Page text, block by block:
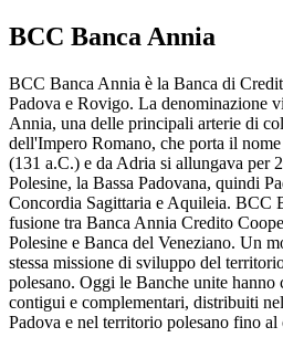
BCC Banca Annia
BCC Banca Annia è la Banca di
Padova e Rovigo. La denominazione
Annia, una delle principali arterie di
dell'Impero Romano, che porta il
(131 a.C.) e da Adria si allungava per
Polesine, la Bassa Padovana, quindi
Concordia Sagittaria e Aquileia. BCC
fusione tra Banca Annia Credito
Polesine e Banca del Veneziano. Un
stessa missione di sviluppo del
polesano. Oggi le Banche unite hanno
contigui e complementari, distribuiti
Padova e nel territorio polesano fino al